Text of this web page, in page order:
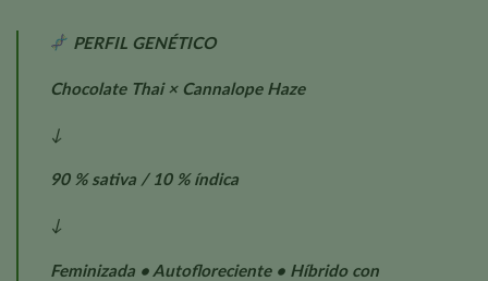
PERFIL GENÉTICO
Chocolate Thai × Cannalope Haze
↓
90 % sativa / 10 % índica
↓
Feminizada • Autofloreciente • Híbrido con